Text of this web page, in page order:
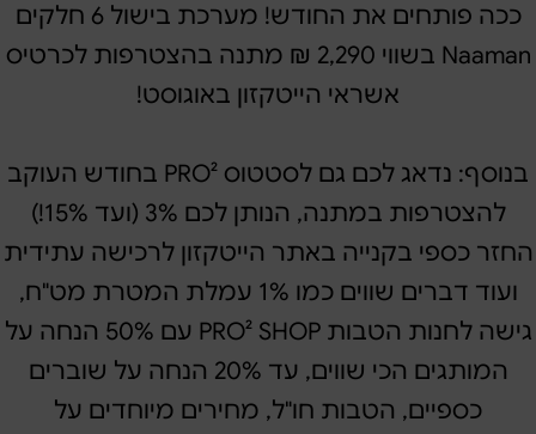
ככה פותחים את החודש! מערכת בישול 6 חלקים
Naaman בשווי 2,290 ₪ מתנה בהצטרפות לכרטיס
אשראי הייטקזון באוגוסט!
בנוסף: נדאג לכם גם לסטטוס PRO² בחודש העוקב
להצטרפות במתנה, הנותן לכם 3% (ועד 15%!)
החזר כספי בקנייה באתר הייטקזון לרכישה עתידית
ועוד דברים שווים כמו 1% עמלת המטרת מט"ח,
גישה לחנות הטבות PRO² SHOP עם 50% הנחה על
המותגים הכי שווים, עד 20% הנחה על שוברים
כספיים, הטבות חו"ל, מחירים מיוחדים על